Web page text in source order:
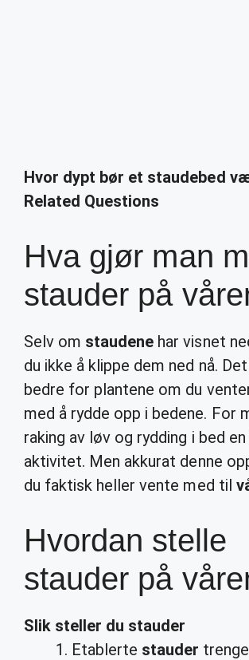
Hvor dypt bør et staudebed
Related Questions
Hva gjør man
stauder på
Selv om staudene har visnet
du ikke å klippe dem ned nå. Det
bedre for plantene om du
med å rydde opp i bedene. For
raking av løv og rydding i bed
aktivitet. Men akkurat denne
du faktisk heller vente med til
Hvordan stelle
stauder på
Slik steller du stauder
Etablerte stauder